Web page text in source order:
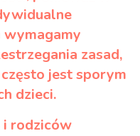
wymagamy
zasad,
jest sporym
dzieci.
i rodziców